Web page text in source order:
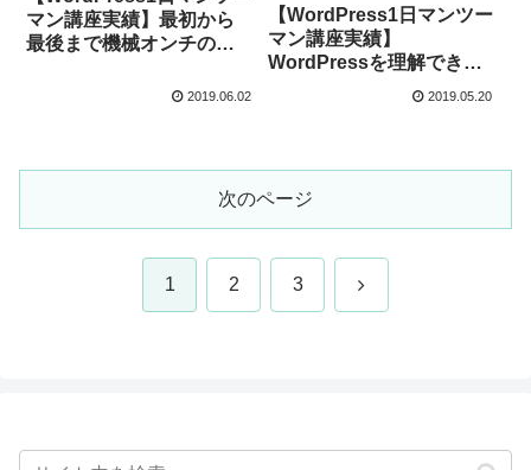
マン講座実績】最初から
最後まで機械オンチの自
りやすく手取り足取り教
2019.06.02
【WordPress1日マンツー
マン講座実績】
WordPressを理解できた
だけではなく、サービス
2019.05.20
次のページ
1 2 3 次